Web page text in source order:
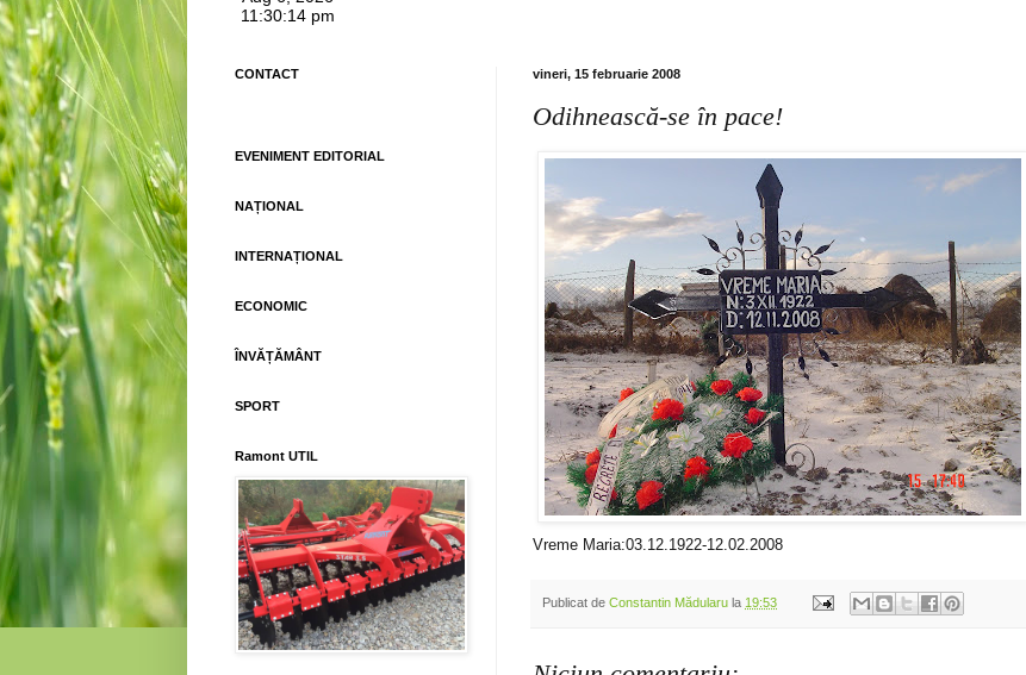
vineri, 15 februarie 2008
Odihnească-se în pace!
Vreme Maria:03.12.1922-12.02.2008
Publicat de Constantin Mădularu la 19:53
CONTACT
EVENIMENT EDITORIAL
NAȚIONAL
INTERNAȚIONAL
ECONOMIC
ÎNVĂȚĂMÂNT
SPORT
Ramont UTIL